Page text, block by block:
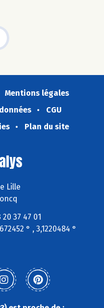
Mentions légales
CGU
Plan du site
Lille
20 37 47 01
° , 3,1220484 °